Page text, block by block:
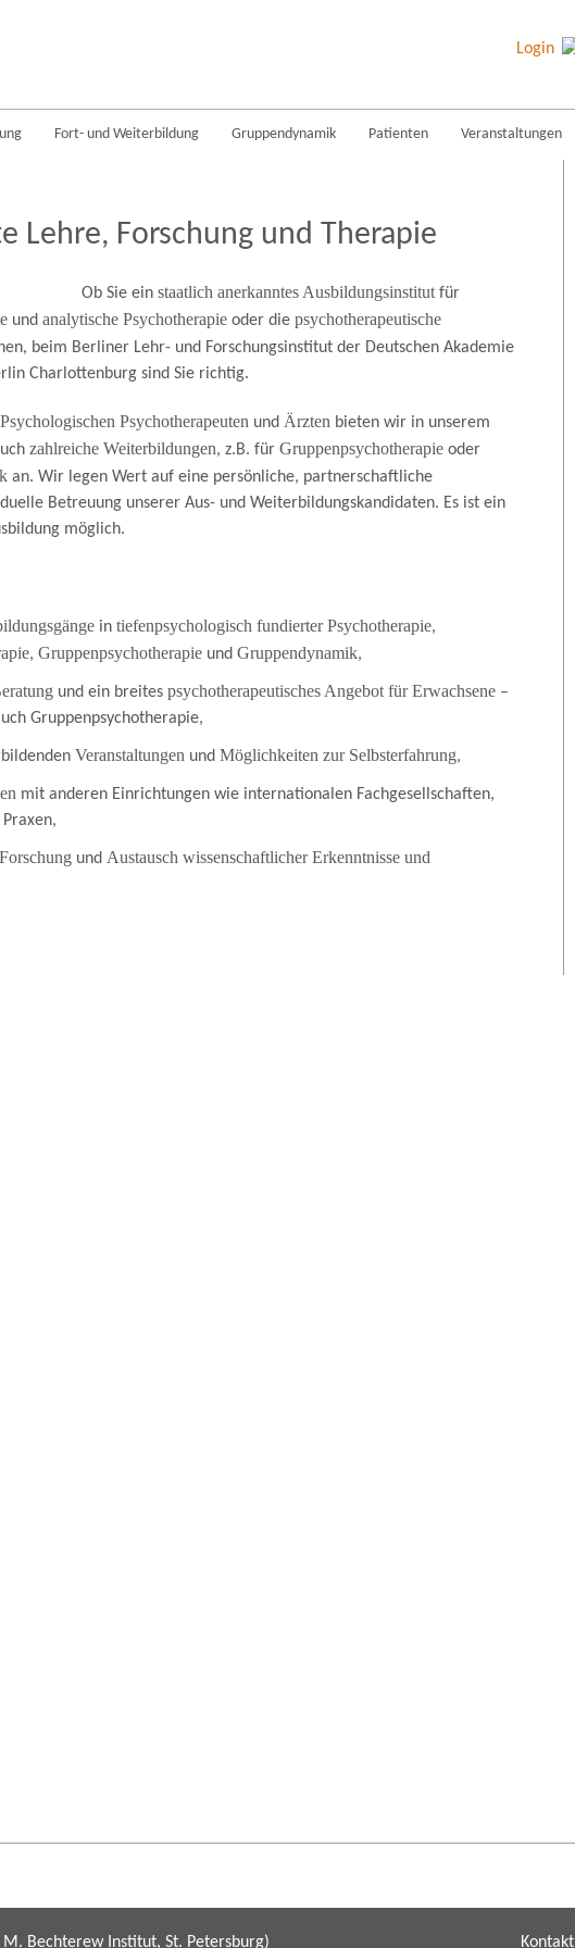
Login
Fort- und Weiterbildung Gruppendynamik Patienten Veranstaltungen
Lehre, Forschung und Therapie
Ob Sie ein staatlich anerkanntes Ausbildungsinstitut für
und analytische Psychotherapie oder die psychotherapeutische
beim Berliner Lehr- und Forschungsinstitut der Deutschen Akademie
Charlottenburg sind Sie richtig.
Psychotherapeuten und Ärzten bieten wir in unserem
zahlreiche Weiterbildungen, z.B. für Gruppenpsychotherapie oder
an. Wir legen Wert auf eine persönliche, partnerschaftliche
Betreuung unserer Aus- und Weiterbildungskandidaten. Es ist ein
möglich.
in tiefenpsychologisch fundierter Psychotherapie,
, Gruppenpsychotherapie und Gruppendynamik,
und ein breites psychotherapeutisches Angebot für Erwachsene –
Gruppenpsychotherapie,
Veranstaltungen und Möglichkeiten zur Selbsterfahrung,
mit anderen Einrichtungen wie internationalen Fachgesellschaften,
und Austausch wissenschaftlicher Erkenntnisse und
Kontakt
Bechterew Institut, St. Petersburg)